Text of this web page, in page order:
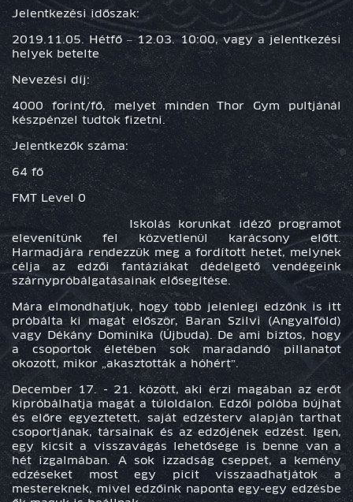
Jelentkezési időszak:
2019.11.05. Hétfő – 12.03. 10:00, vagy a jelentkezési
helyek betelte
Nevezési díj:
4000 forint/fő, melyet minden Thor Gym pultjánál
készpénzel tudtok fizetni.
Jelentkezők száma:
64 fő
FMT Level 0
Iskolás korunkat idéző programot
elevenítünk fel közvetlenül karácsony előtt.
Harmadjára rendezzük meg a fordított hetet, melynek
célja az edzői fantáziákat dédelgető vendégeink
szárnypróbálgatásainak elősegítése.
Mára elmondhatjuk, hogy több jelenlegi edzőnk is itt
próbálta ki magát először, Baran Szilvi (Angyalföld)
vagy Dékány Dominika (Újbuda). De ami biztos, hogy
a csoportok életében sok maradandó pillanatot
okozott, mikor „akasztották a hóhért”.
December 17. - 21. között, aki érzi magában az erőt
kipróbálhatja magát a túloldalon. Edzői pólóba bújhat
és előre egyeztetett, saját edzésterv alapján tarthat
csoportjának, társainak és az edzőjének edzést. Igen,
egy kicsit a visszavágás lehetősége is benne van a
hét izgalmában. A sok izzadság cseppet, a kemény
edzéseket most egy picit visszaadhatjátok a
mestereknek, mivel edzőink naponta egy-egy edzésbe